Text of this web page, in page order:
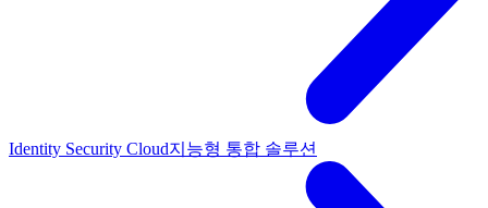
Identity Security Cloud지능형 통합 솔루션